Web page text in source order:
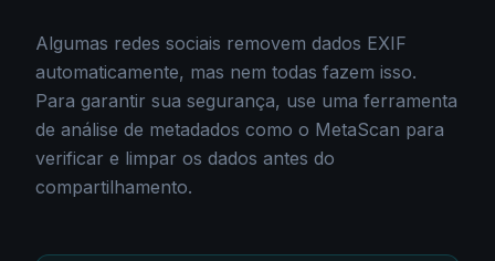
Algumas redes sociais removem dados EXIF
automaticamente, mas nem todas fazem isso.
Para garantir sua segurança, use uma ferramenta
de análise de metadados como o MetaScan para
verificar e limpar os dados antes do
compartilhamento.